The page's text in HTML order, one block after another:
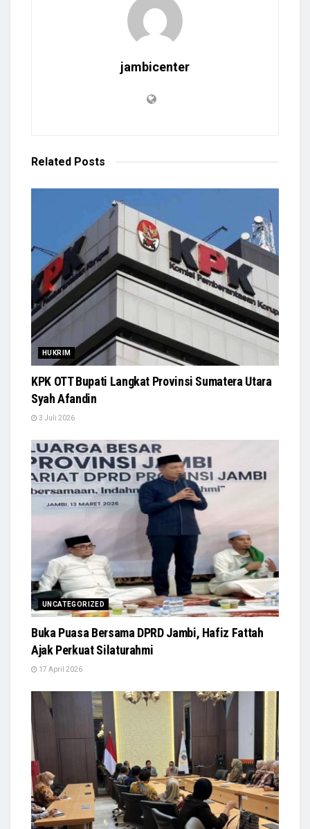
jambicenter
Related Posts
HUKRIM
KPK OTT Bupati Langkat Provinsi Sumatera Utara
Syah Afandin
3 Juli 2026
UNCATEGORIZED
Buka Puasa Bersama DPRD Jambi, Hafiz Fattah
Ajak Perkuat Silaturahmi
17 April 2026